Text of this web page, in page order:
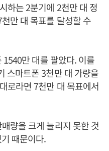
하는 2분기에 2천만 대 정
만 대 목표를 달성할 수
만 대를 팔았다. 이를
스마트폰 3천만 대 가량을
로라면 7천만 대 목표에서
량을 크게 늘리지 못한 것
때문이다.